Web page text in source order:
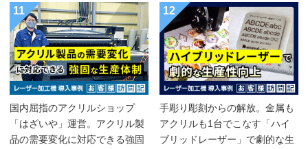
11
国内屈指のアクリルショップ
「はざいや」運営。アクリル製
品の需要変化に対応できる強固
12
手彫り彫刻からの解放。金属も
アクリルも1台でこなす「ハイ
ブリッドレーザー」で劇的な生